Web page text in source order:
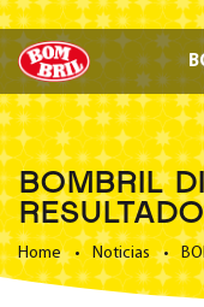
BOMBRIL
Home • Noticias •